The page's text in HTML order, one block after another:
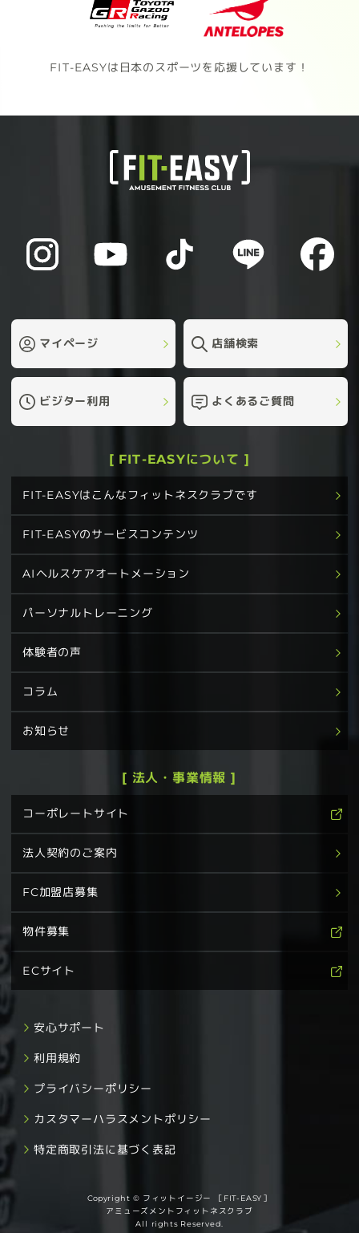
FIT-EASYは日本のスポーツを応援しています！
マイページ 店舗検索
ビジター利用 よくあるご質問
[ FIT-EASYについて ]
FIT-EASYはこんなフィットネスクラブです
FIT-EASYのサービスコンテンツ
AIヘルスケアオートメーション
パーソナルトレーニング
体験者の声
コラム
お知らせ
[ 法人・事業情報 ]
コーポレートサイト
法人契約のご案内
FC加盟店募集
物件募集
ECサイト
安心サポート
利用規約
プライバシーポリシー
カスタマーハラスメントポリシー
特定商取引法に基づく表記
Copyright © フィットイージー ［FIT-EASY］
アミューズメントフィットネスクラブ
All rights Reserved.